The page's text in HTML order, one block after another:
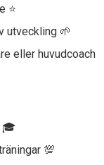
⭐
utveckling 🌱
eller huvudcoach
🎓
💯